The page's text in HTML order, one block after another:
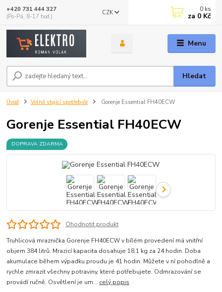
Menu
CZK
Hledat
+420 731 444 327
(Po-Pá, 8-17 hod.)
0 ks
za 0 Kč
Úvod Volně stojící spotřebiče Gorenje Essential FH40ECW
Gorenje Essential FH40ECW
DOPRAVA ZDARMA
Ohodnotit produkt
Truhlicová mraznička Gorenje FH40ECW v bílém provedení má vnitřní
objem 384 litrů. Mrazicí kapacita dosahuje 18,1 kg za 24 hodin. Doba
akumulace během výpadku proudu je 41 hodin. Můžete v ní pohodlně a
rychle zmrazit všechny potraviny, které potřebujete. Odmrazování se
provádí ručně. Osvětlení je um... celý popis